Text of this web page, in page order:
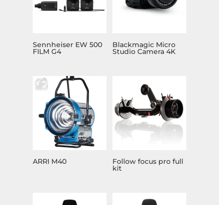
Sennheiser EW 500
FILM G4
Blackmagic Micro
Studio Camera 4K
ARRI M40 Follow focus pro full
kit